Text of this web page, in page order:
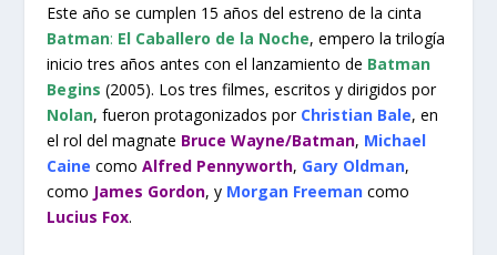
Este año se cumplen 15 años del estreno de la cinta
Batman: El Caballero de la Noche, empero la trilogía
inicio tres años antes con el lanzamiento de Batman
Begins (2005). Los tres filmes, escritos y dirigidos por
Nolan, fueron protagonizados por Christian Bale, en
el rol del magnate Bruce Wayne/Batman, Michael
Caine comoAlfred Pennyworth, Gary Oldman,
como James Gordon, y Morgan Freemancomo
Lucius Fox.